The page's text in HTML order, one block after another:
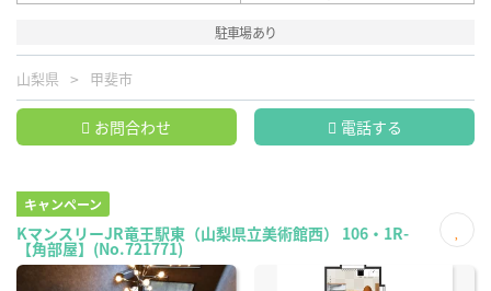
駐車場あり
山梨県 甲斐市
お問合わせ 電話する
キャンペーン
KマンスリーJR竜王駅東（山梨県立美術館西） 106・1R-
【角部屋】(No.721771)
に入